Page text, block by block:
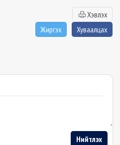
Хэвлэх
Жиргэх
Хуваалцах
Нийтлэх